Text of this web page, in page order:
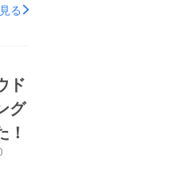
をリ
こ
ブア
を
る
ド
グ